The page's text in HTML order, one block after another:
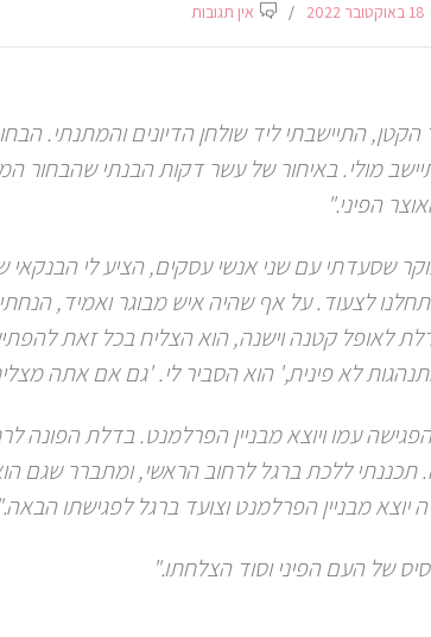
18 באוקטובר 2022 אין תגובות
התיישבתי ליד שולחן הדיונים והמתנתי.
מולי. באיחור של עשר דקות הבנתי שהבחור
הפיני."
שסעדתי עם שני אנשי עסקים, הציע לי
לצעוד. על אף שהיה איש מבוגר ואמיד,
לאופל קטנה וישנה, הוא הצליח בכל זאת
לא פינית,' הוא הסביר לי. 'גם אם אתה
עמו ויוצא מבניין הפרלמנט. בדלת הפונה
ללכת ברגל לרחוב הראשי, ומתברר שגם
יוצא מבניין הפרלמנט וצועד ברגל לפגישתו הבאה."
של העם הפיני וסוד הצלחתו."